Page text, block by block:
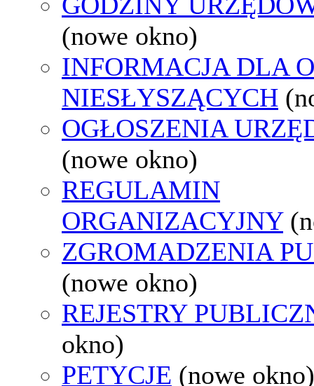
(nowe okno)
INFORMACJA DLA
NIESŁYSZĄCYCH
OGŁOSZENIA
(nowe okno)
REGULAMIN
ORGANIZACYJNY
ZGROMADZENIA
(nowe okno)
REJESTRY
okno)
PETYCJE (nowe okno)